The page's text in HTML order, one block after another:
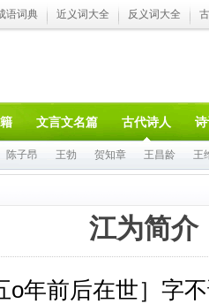
语词典 近义词大全 反义词大全
文言文名篇 古代诗人
陈子昂 王勃 贺知章 王昌龄 王
江为简介
前后在世］字不